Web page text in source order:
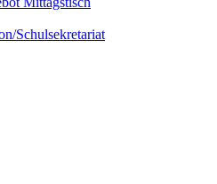
Schulsekretariat